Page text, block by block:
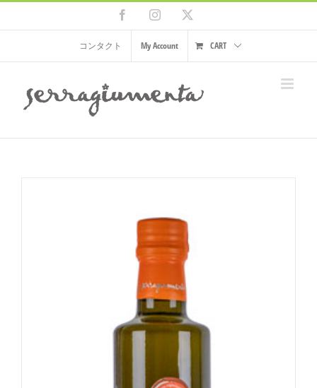
Skip
content
FacebookInstagram
コンタクト My Account CART